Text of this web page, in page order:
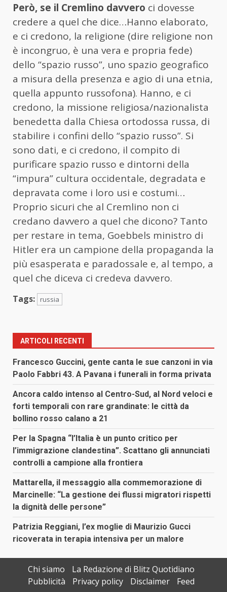
Però, se il Cremlino davvero ci dovesse
credere a quel che dice…Hanno elaborato,
e ci credono, la religione (dire religione non
è incongruo, è una vera e propria fede)
dello “spazio russo”, uno spazio geografico
a misura della presenza e agio di una etnia,
quella appunto russofona). Hanno, e ci
credono, la missione religiosa/nazionalista
benedetta dalla Chiesa ortodossa russa, di
stabilire i confini dello “spazio russo”. Si
sono dati, e ci credono, il compito di
purificare spazio russo e dintorni della
“impura” cultura occidentale, degradata e
depravata come i loro usi e costumi…
Proprio sicuri che al Cremlino non ci
credano davvero a quel che dicono? Tanto
per restare in tema, Goebbels ministro di
Hitler era un campione della propaganda la
più esasperata e paradossale e, al tempo, a
quel che diceva ci credeva davvero.
Tags: russia
ARTICOLI RECENTI
Francesco Guccini, gente canta le sue canzoni in via
Paolo Fabbri 43. A Pavana i funerali in forma privata
Ancora caldo intenso al Centro-Sud, al Nord veloci e
forti temporali con rare grandinate: le città da
bollino rosso calano a 21
Per la Spagna “l’Italia è un punto critico per
l’immigrazione clandestina”. Scattano gli annunciati
controlli a campione alla frontiera
Mattarella, il messaggio alla commemorazione di
Marcinelle: “La gestione dei flussi migratori rispetti
la dignità delle persone”
Patrizia Reggiani, l’ex moglie di Maurizio Gucci
ricoverata in terapia intensiva per un malore
Chi siamo
La Redazione di Blitz Quotidiano
Pubblicità
Privacy policy Disclaimer Feed